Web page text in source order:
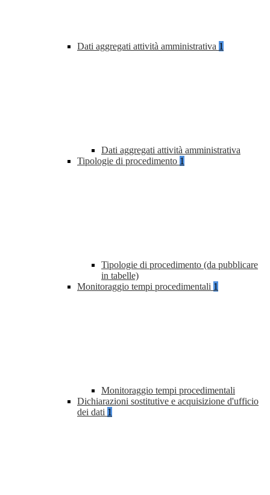
Dati aggregati attività amministrativa 1
Dati aggregati attività amministrativa
Tipologie di procedimento 1
Tipologie di procedimento (da pubblicare
in tabelle)
Monitoraggio tempi procedimentali 1
Monitoraggio tempi procedimentali
Dichiarazioni sostitutive e acquisizione d'ufficio
dei dati 1